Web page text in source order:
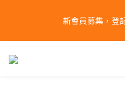
新會員募集，登
根據香港法律，不得在業務過